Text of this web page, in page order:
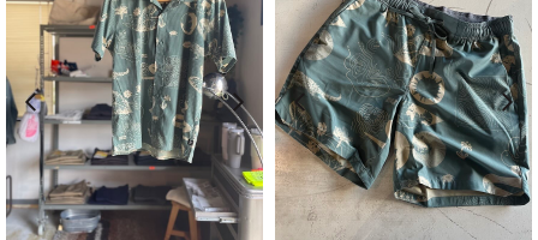
は
¥13,200
で
し
た。
格
は
¥9,240
で
す。
は
¥13,200
で
し
た。
格
は
¥9,240
で
す。
16,500 ¥12,100